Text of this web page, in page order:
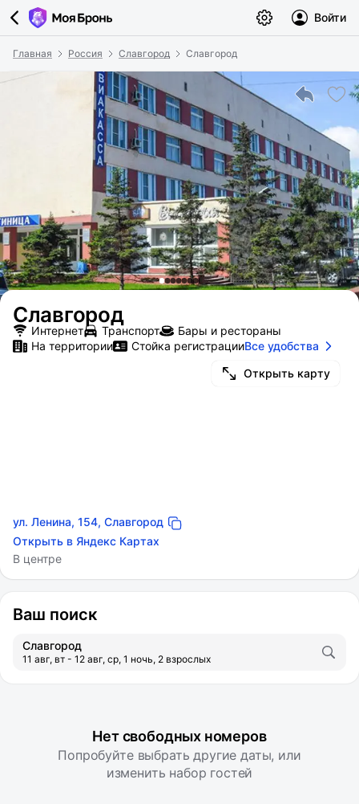
Войти
Главная Россия Славгород Славгород
Славгород
Открыть карту
ул. Ленина, 154, Славгород
Открыть в Яндекс Картах
В центре
Интернет Транспорт
Бары и рестораны
На территории
Стойка регистрацииВсе удобства
Ваш поиск
Славгород
11 авг, вт - 12 авг, ср, 1 ночь, 2 взрослых
Нет свободных номеров
Попробуйте выбрать другие даты, или
изменить набор гостей